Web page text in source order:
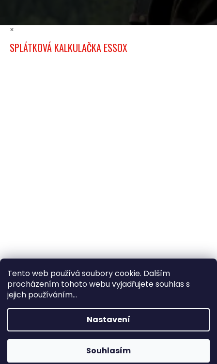
Tento web používá soubory cookie. Dalším
procházením tohoto webu vyjadřujete souhlas s
jejich používáním...
Nastavení
Souhlasím
×
SPLÁTKOVÁ KALKULAČKA ESSOX
×
Hledáte nejvýhodnější cenu? Získáte jí
pomocíregistrace
1% SLEVA NA PRVNÍ NÁKUP - POMOCÍ SLEVOVÉHO